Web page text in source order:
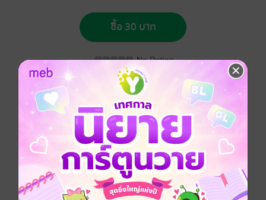
ซื้อ 30 บาท
No Rating
อยากได้ ซื้อเป็นของขวัญ ติดตาม แชร์
Bangkok Post วันพฤหัสบดีที่ 19 กรกฎาคม พ.ศ.2561
ประเภทไฟล์ pdf